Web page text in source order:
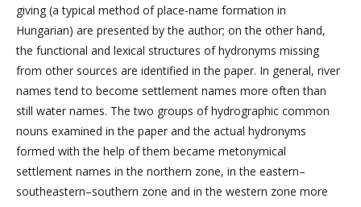
giving (a typical method of place-name formation in
Hungarian) are presented by the author; on the other hand,
the functional and lexical structures of hydronyms missing
from other sources are identified in the paper. In general, river
names tend to become settlement names more often than
still water names. The two groups of hydrographic common
nouns examined in the paper and the actual hydronyms
formed with the help of them became metonymical
settlement names in the northern zone, in the eastern–
southeastern–southern zone and in the western zone more